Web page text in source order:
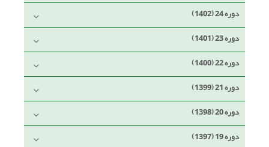
دوره 24 (1402)
دوره 23 (1401)
دوره 22 (1400)
دوره 21 (1399)
دوره 20 (1398)
دوره 19 (1397)